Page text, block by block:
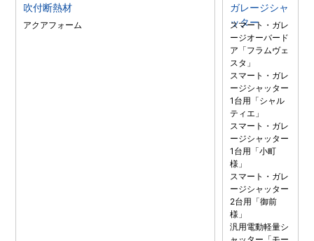
吹付断熱材
アクアフォーム
ガレージシャ
ッター
スマート・ガレ
ージオーバード
ア「フラムヴェ
スタ」
スマート・ガレ
ージシャッター
1台用「シャル
ティエ」
スマート・ガレ
ージシャッター
1台用「小町
様」
スマート・ガレ
ージシャッター
2台用「御前
様」
汎用電動軽量シ